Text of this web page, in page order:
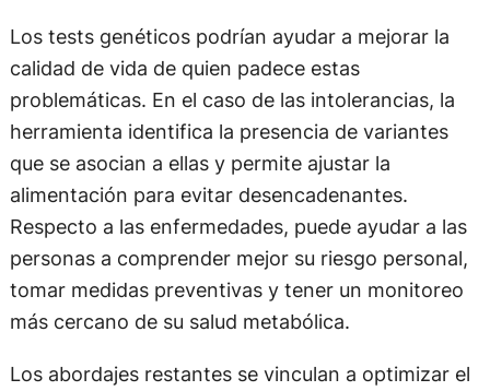
Los tests genéticos podrían ayudar a mejorar la
calidad de vida de quien padece estas
problemáticas. En el caso de las intolerancias, la
herramienta identifica la presencia de variantes
que se asocian a ellas y permite ajustar la
alimentación para evitar desencadenantes.
Respecto a las enfermedades, puede ayudar a las
personas a comprender mejor su riesgo personal,
tomar medidas preventivas y tener un monitoreo
más cercano de su salud metabólica.
Los abordajes restantes se vinculan a optimizar el